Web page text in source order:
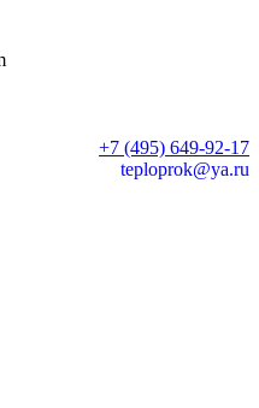
+7 (495) 649-92-17
teploprok@ya.ru